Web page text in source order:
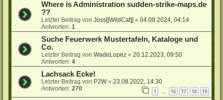
Where is Administration sudden-strike-maps.de
??
Letzter Beitrag vonJoss[[WildCat]] «04.09.2024, 04:14
Antworten:1
Suche Feuerwerk Mustertafeln, Kataloge und
Co.
Letzter Beitrag vonWadeLopez «20.12.2023, 09:50
Antworten:4
Lachsack Ecke!
Letzter Beitrag von P2W«23.08.2022, 14:30
Antworten:270 1 16 17 18 19